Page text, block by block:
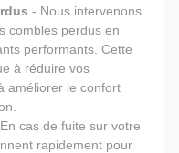
- Nous intervenons
combles perdus en
performants. Cette
à réduire vos
améliorer le confort
cas de fuite sur votre
rapidement pour